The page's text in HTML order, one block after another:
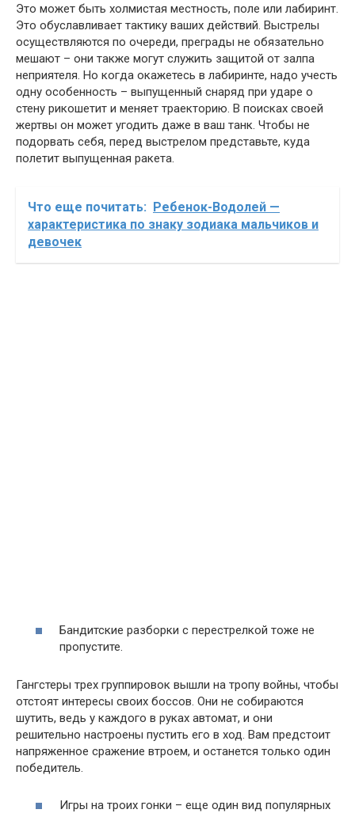
Это может быть холмистая местность, поле или лабиринт.
Это обуславливает тактику ваших действий. Выстрелы
осуществляются по очереди, преграды не обязательно
мешают – они также могут служить защитой от залпа
неприятеля. Но когда окажетесь в лабиринте, надо учесть
одну особенность – выпущенный снаряд при ударе о
стену рикошетит и меняет траекторию. В поисках своей
жертвы он может угодить даже в ваш танк. Чтобы не
подорвать себя, перед выстрелом представьте, куда
полетит выпущенная ракета.
Что еще почитать: Ребенок-Водолей —
характеристика по знаку зодиака мальчиков и
девочек
Бандитские разборки с перестрелкой тоже не
пропустите.
Гангстеры трех группировок вышли на тропу войны, чтобы
отстоят интересы своих боссов. Они не собираются
шутить, ведь у каждого в руках автомат, и они
решительно настроены пустить его в ход. Вам предстоит
напряженное сражение втроем, и останется только один
победитель.
Игры на троих гонки – еще один вид популярных